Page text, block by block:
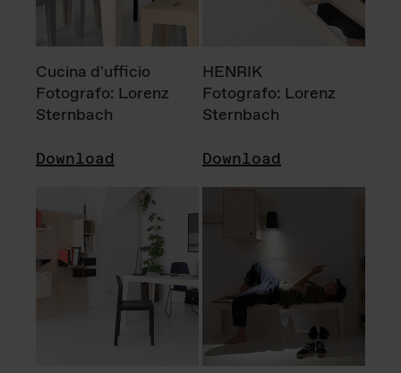
Cucina d'ufficio
Fotografo: Lorenz
Sternbach
Download
HENRIK
Fotografo: Lorenz
Sternbach
Download